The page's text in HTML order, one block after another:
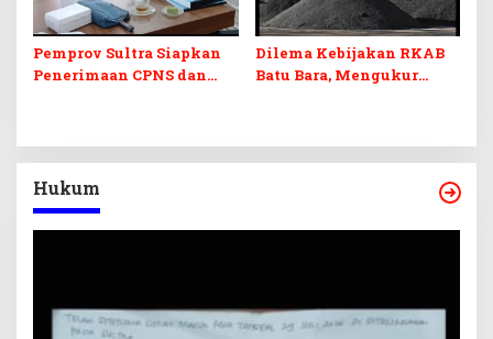
Pemprov Sultra Siapkan
Penerimaan CPNS dan
Dilema Kebijakan RKAB
Batu Bara, Mengukur
Hukum